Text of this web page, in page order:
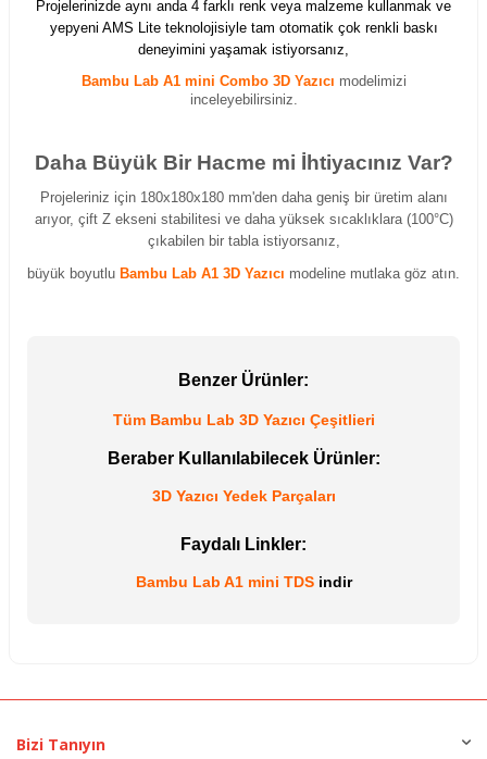
Projelerinizde aynı anda 4 farklı renk veya malzeme kullanmak ve
yepyeni AMS Lite teknolojisiyle tam otomatik çok renkli baskı
deneyimini yaşamak istiyorsanız,
Bambu Lab A1 mini Combo 3D Yazıcı modelimizi
inceleyebilirsiniz.
Daha Büyük Bir Hacme mi İhtiyacınız Var?
Projeleriniz için 180x180x180 mm'den daha geniş bir üretim alanı
arıyor, çift Z ekseni stabilitesi ve daha yüksek sıcaklıklara (100°C)
çıkabilen bir tabla istiyorsanız,
büyük boyutlu Bambu Lab A1 3D Yazıcı modeline mutlaka göz atın.
Benzer Ürünler:
Tüm Bambu Lab 3D Yazıcı Çeşitlieri
Beraber Kullanılabilecek Ürünler:
3D Yazıcı Yedek Parçaları
Faydalı Linkler:
Bambu Lab A1 mini TDS indir
Bizi Tanıyın